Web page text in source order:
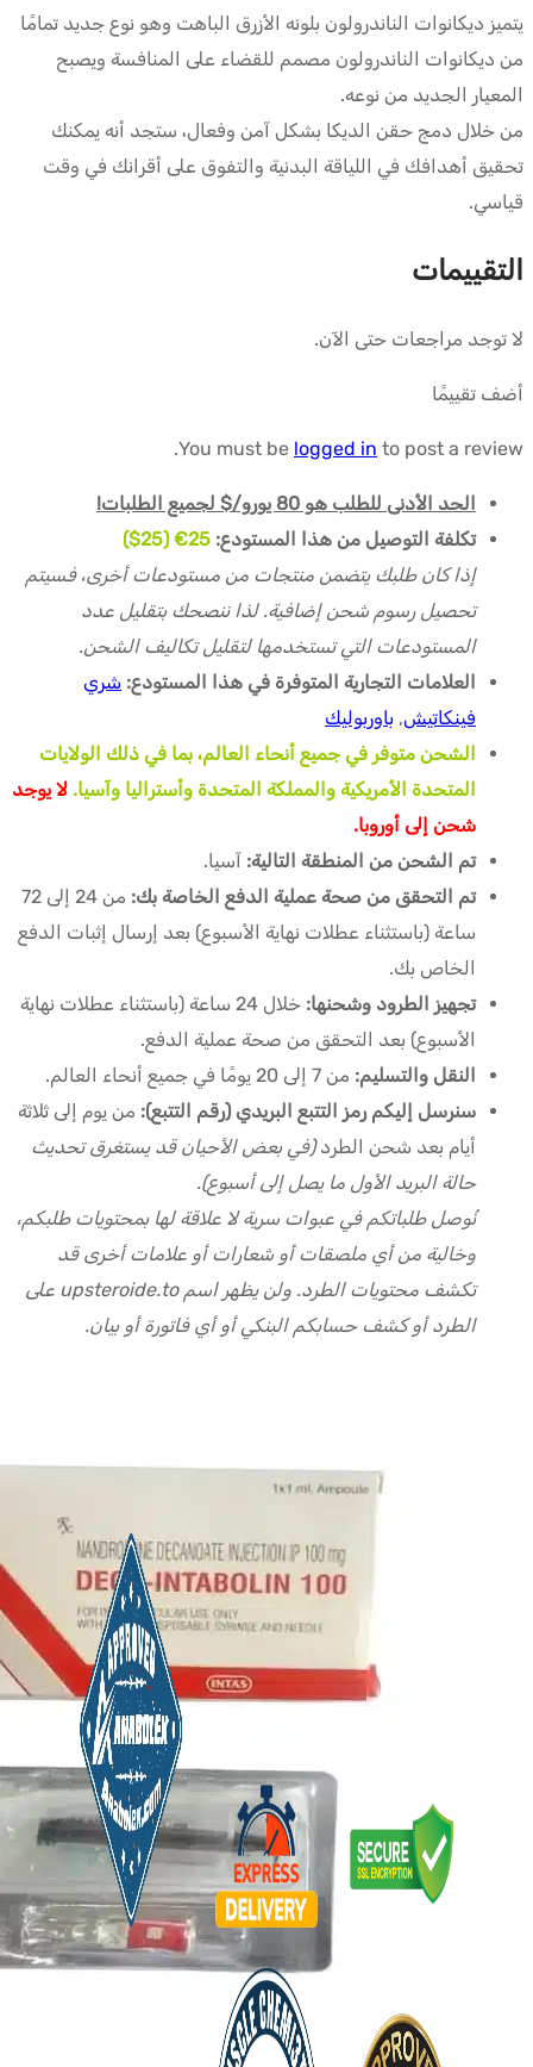
يتميز ديكانوات الناندرولون بلونه الأزرق الباهت وهو نوع جديد تمامًا
من ديكانوات الناندرولون مصمم للقضاء على المنافسة ويصبح
المعيار الجديد من نوعه.
من خلال دمج حقن الديكا بشكل آمن وفعال، ستجد أنه يمكنك
تحقيق أهدافك في اللياقة البدنية والتفوق على أقرانك في وقت
قياسي.
التقييمات
لا توجد مراجعات حتى الآن.
أضف تقييمًا
You must be logged in to post a review.
الحد الأدنى للطلب هو 80 يورو/$ لجميع الطلبات!
تكلفة التوصيل من هذا المستودع: 25
€ (25$)
إذا كان طلبك يتضمن منتجات من مستودعات أخرى، فسيتم
تحصيل رسوم شحن إضافية. لذا ننصحك بتقليل عدد
المستودعات التي تستخدمها لتقليل تكاليف الشحن.
العلامات التجارية المتوفرة في هذا المستودع: شري
فينكاتيش, باوربوليك
الشحن متوفر في جميع أنحاء العالم، بما في ذلك الولايات
المتحدة الأمريكية والمملكة المتحدة وأستراليا وآسيا. لا يوجد
شحن إلى أوروبا.
تم الشحن من المنطقة التالية: آسيا.
تم التحقق من صحة عملية الدفع الخاصة بك:
من 24 إلى 72
ساعة (باستثناء عطلات نهاية الأسبوع) بعد إرسال إثبات الدفع
الخاص بك.
تجهيز الطرود وشحنها:
خلال 24 ساعة (باستثناء عطلات نهاية
الأسبوع) بعد التحقق من صحة عملية الدفع.
النقل والتسليم: من 7 إلى 20 يومًا في جميع أنحاء العالم.
سنرسل إليكم رمز التتبع البريدي (رقم التتبع): من يوم إلى ثلاثة
أيام بعد شحن الطرد(في بعض الأحيان قد يستغرق تحديث
حالة البريد الأول ما يصل إلى أسبوع).
نُوصل طلباتكم في عبوات سرية لا علاقة لها بمحتويات طلبكم،
وخالية من أي ملصقات أو شعارات أو علامات أخرى قد
تكشف محتويات الطرد. ولن يظهر اسم upsteroide.to على
الطرد أو كشف حسابكم البنكي أو أي فاتورة أو بيان.